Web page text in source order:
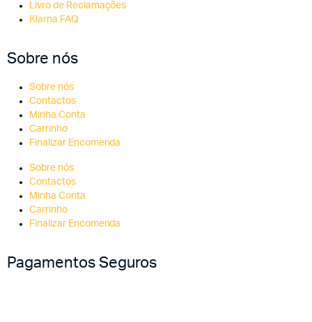
Livro de Reclamações
Klarna FAQ
Sobre nós
Sobre nós
Contactos
Minha Conta
Carrinho
Finalizar Encomenda
Sobre nós
Contactos
Minha Conta
Carrinho
Finalizar Encomenda
Pagamentos Seguros